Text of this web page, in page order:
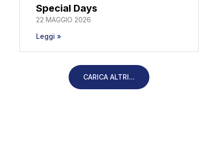
Special Days
22 MAGGIO 2026
Leggi »
CARICA ALTRI...